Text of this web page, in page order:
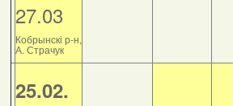
27.03
Кобрынскі р-н,
А. Страчук
25.02.